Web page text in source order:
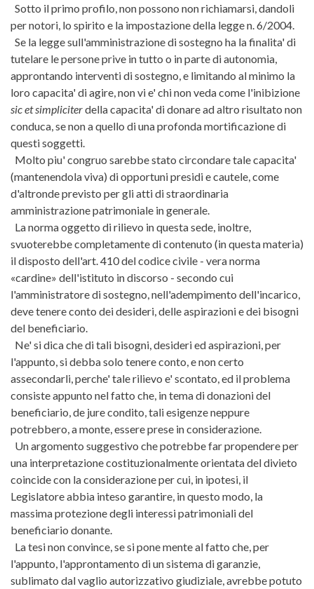
Sotto il primo profilo, non possono non richiamarsi, dandoli
per notori, lo spirito e la impostazione della legge n. 6/2004.
Se la legge sull'amministrazione di sostegno ha la finalita' di
tutelare le persone prive in tutto o in parte di autonomia,
approntando interventi di sostegno, e limitando al minimo la
loro capacita' di agire, non vi e' chi non veda come l'inibizione
sic et simpliciterdella capacita' di donare ad altro risultato non
conduca, se non a quello di una profonda mortificazione di
questi soggetti.
Molto piu' congruo sarebbe stato circondare tale capacita'
(mantenendola viva) di opportuni presidi e cautele, come
d'altronde previsto per gli atti di straordinaria
amministrazione patrimoniale in generale.
La norma oggetto di rilievo in questa sede, inoltre,
svuoterebbe completamente di contenuto (in questa materia)
il disposto dell'art. 410 del codice civile - vera norma
«cardine» dell'istituto in discorso - secondo cui
l'amministratore di sostegno, nell'adempimento dell'incarico,
deve tenere conto dei desideri, delle aspirazioni e dei bisogni
del beneficiario.
Ne' si dica che di tali bisogni, desideri ed aspirazioni, per
l'appunto, si debba solo tenere conto, e non certo
assecondarli, perche' tale rilievo e' scontato, ed il problema
consiste appunto nel fatto che, in tema di donazioni del
beneficiario, de jure condito, tali esigenze neppure
potrebbero, a monte, essere prese in considerazione.
Un argomento suggestivo che potrebbe far propendere per
una interpretazione costituzionalmente orientata del divieto
coincide con la considerazione per cui, in ipotesi, il
Legislatore abbia inteso garantire, in questo modo, la
massima protezione degli interessi patrimoniali del
beneficiario donante.
La tesi non convince, se si pone mente al fatto che, per
l'appunto, l'approntamento di un sistema di garanzie,
sublimato dal vaglio autorizzativo giudiziale, avrebbe potuto